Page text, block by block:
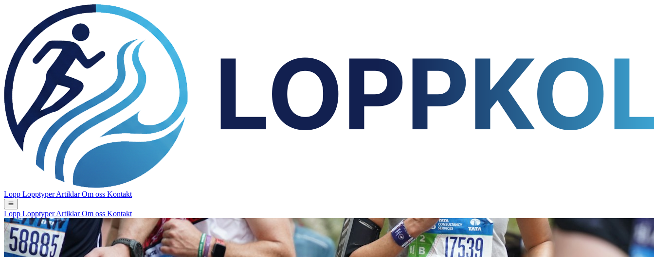
Lopp LopptyperArtiklarOm oss Kontakt
Lopp LopptyperArtiklarOm oss Kontakt